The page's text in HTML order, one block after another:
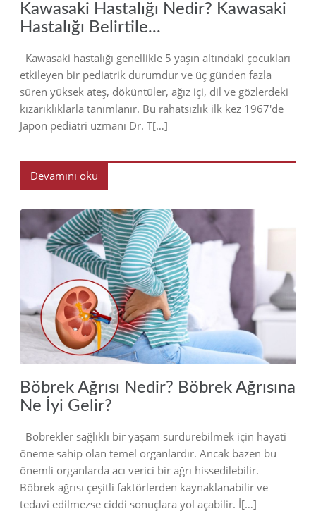
Kawasaki Hastalığı Nedir? Kawasaki
Hastalığı Belirtile...
Kawasaki hastalığı genellikle 5 yaşın altındaki çocukları
etkileyen bir pediatrik durumdur ve üç günden fazla
süren yüksek ateş, döküntüler, ağız içi, dil ve gözlerdeki
kızarıklıklarla tanımlanır. Bu rahatsızlık ilk kez 1967'de
Japon pediatri uzmanı Dr. T[…]
Devamını oku
2023
Böbrek Ağrısı Nedir? Böbrek Ağrısına
Ne İyi Gelir?
Böbrekler sağlıklı bir yaşam sürdürebilmek için hayati
öneme sahip olan temel organlardır. Ancak bazen bu
önemli organlarda acı verici bir ağrı hissedilebilir.
Böbrek ağrısı çeşitli faktörlerden kaynaklanabilir ve
tedavi edilmezse ciddi sonuçlara yol açabilir. İ[…]